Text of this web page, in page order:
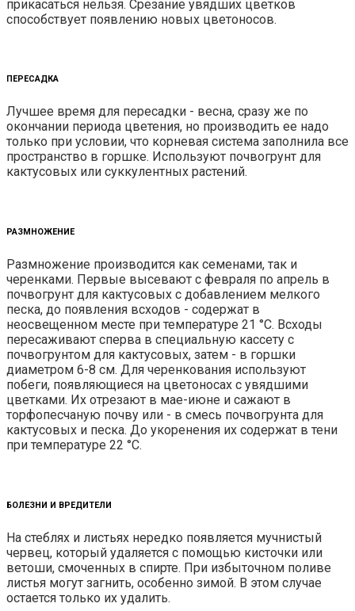
прикасаться нельзя. Срезание увядших цветков
способствует появлению новых цветоносов.
ПЕРЕСАДКА
Лучшее время для пересадки - весна, сразу же по
окончании периода цветения, но производить ее надо
только при условии, что корневая система заполнила все
пространство в горшке. Используют почвогрунт для
кактусовых или суккулентных растений.
РАЗМНОЖЕНИЕ
Размножение производится как семенами, так и
черенками. Первые высевают с февраля по апрель в
почвогрунт для кактусовых с добавлением мелкого
песка, до появления всходов - содержат в
неосвещенном месте при температуре 21 °С. Всходы
пересаживают сперва в специальную кассету с
почвогрунтом для кактусовых, затем - в горшки
диаметром 6-8 см. Для черенкования используют
побеги, появляющиеся на цветоносах с увядшими
цветками. Их отрезают в мае-июне и сажают в
торфопесчаную почву или - в смесь почвогрунта для
кактусовых и песка. До укоренения их содержат в тени
при температуре 22 °С.
БОЛЕЗНИ И ВРЕДИТЕЛИ
На стеблях и листьях нередко появляется мучнистый
червец, который удаляется с помощью кисточки или
ветоши, смоченных в спирте. При избыточном поливе
листья могут загнить, особенно зимой. В этом случае
остается только их удалить.